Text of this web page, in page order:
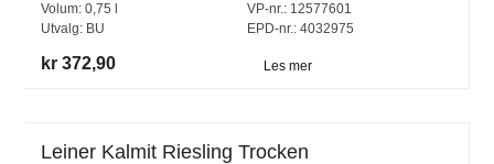
Volum:0,75
Utvalg: BU
VP-nr.:12577601
EPD-nr.: 4032975
kr 372,90 Les mer
Leiner Kalmit Riesling Trocken